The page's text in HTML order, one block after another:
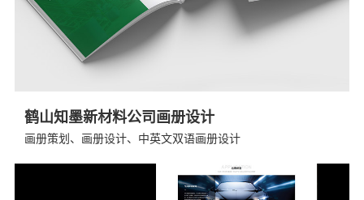
鹤山知墨新材料公司画册设计
画册策划、画册设计、中英文双语画册设计